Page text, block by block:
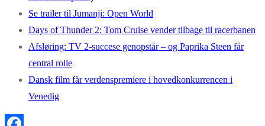
Se trailer til Jumanji: Open World
Days of Thunder 2: Tom Cruise vender tilbage til racerbanen
Afsløring: TV 2-succese genopstår – og Paprika Steen får
central rolle
Dansk film får verdenspremiere i hovedkonkurrencen i
Venedig